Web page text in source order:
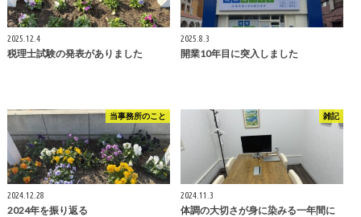
2025.12.4
税理士試験の発表がありました
2025.8.3
開業10年目に突入しました
当事務所のこと
2024.12.28
2024年を振り返る
雑記
2024.11.3
体調の大切さが身に染みる一年間に